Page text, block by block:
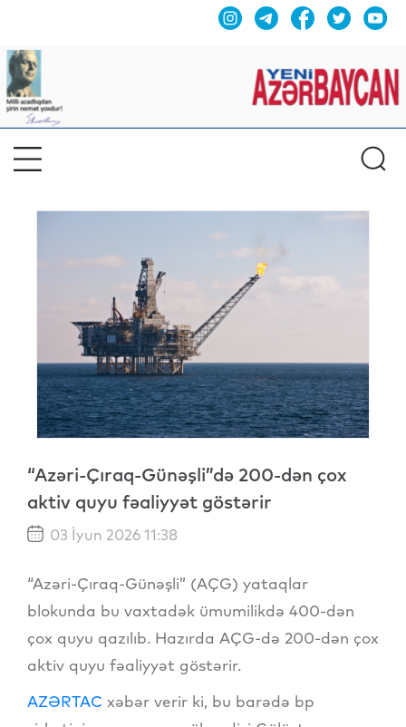
“Azəri-Çıraq-Günəşli”də 200-dən çox
aktiv quyu fəaliyyət göstərir
03 İyun 2026 11:38
“Azəri-Çıraq-Günəşli” (AÇG) yataqlar
blokunda bu vaxtadək ümumilikdə 400-dən
çox quyu qazılıb. Hazırda AÇG-də 200-dən çox
aktiv quyu fəaliyyət göstərir.
AZƏRTAC xəbər verir ki, bu barədə bp